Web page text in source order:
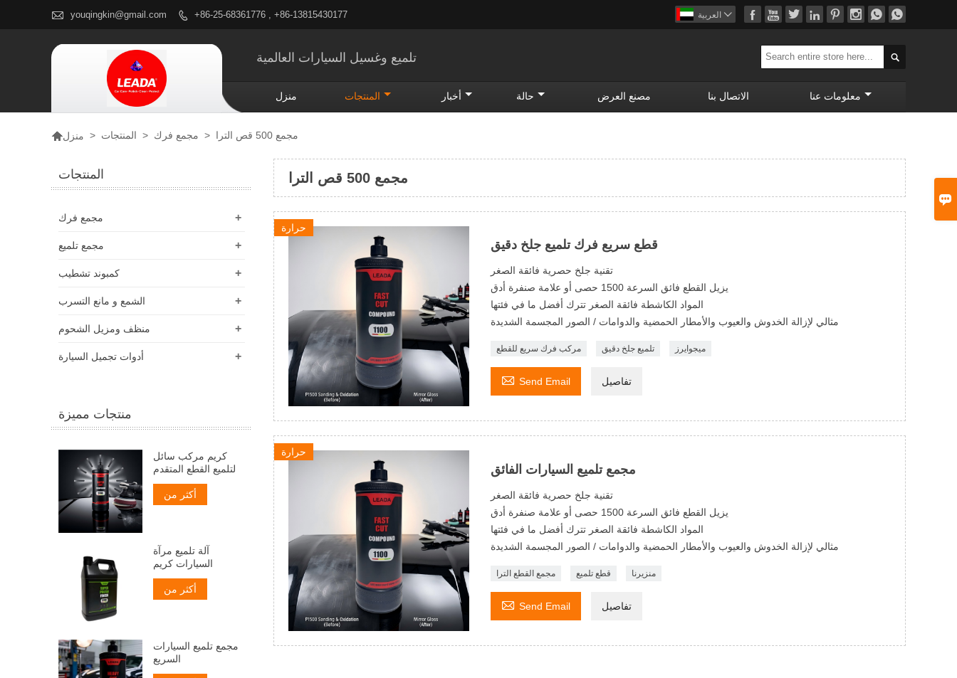

 youqingkin@gmail.com  +86-25-68361776 , +86-13815430177         العربية 
تلميع وغسيل السيارات العالمية 
منزل المنتجات أخبار حالة مصنع العرض الاتصال بنا معلومات عنا
منزل > المنتجات > مجمع فرك > مجمع 500 قص الترا
مجمع 500 قص الترا
حرارة
قطع سريع فرك تلميع جلخ دقيق
تقنية جلخ حصرية فائقة الصغر
يزيل القطع فائق السرعة 1500 حصى أو علامة صنفرة أدق
المواد الكاشطة فائقة الصغر تترك أفضل ما في فئتها
مثالي لإزالة الخدوش والعيوب والأمطار الحمضية والدوامات / الصور المجسمة الشديدة
مركب فرك سريع للقطع تلميع جلخ دقيق ميجوايرز
 Send Email تفاصيل
حرارة
مجمع تلميع السيارات الفائق
تقنية جلخ حصرية فائقة الصغر
يزيل القطع فائق السرعة 1500 حصى أو علامة صنفرة أدق
المواد الكاشطة فائقة الصغر تترك أفضل ما في فئتها
مثالي لإزالة الخدوش والعيوب والأمطار الحمضية والدوامات / الصور المجسمة الشديدة
مجمع القطع الترا قطع تلميع منزيرنا
 Send Email تفاصيل
المنتجات
+ مجمع فرك
+ مجمع تلميع
+ كمبوند تشطيب
+ الشمع و مانع التسرب
+ منظف ​​ومزيل الشحوم
+ أدوات تجميل السيارة
منتجات مميزة
كريم مركب سائل
لتلميع القطع المتقدم
أكثر من
آلة تلميع مرآة
السيارات كريم
أكثر من
مجمع تلميع السيارات
السريع